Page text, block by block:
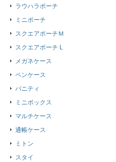
ラウハラポーチ
ミニポーチ
スクエアポーチＭ
スクエアポーチ L
メガネケース
ペンケース
バニティ
ミニボックス
マルチケース
通帳ケース
ミトン
スタイ